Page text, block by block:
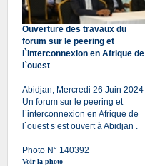
Ouverture des travaux du
forum sur le peering et
l`interconnexion en Afrique de
l`ouest
Abidjan, Mercredi 26 Juin 2024 .
Un forum sur le peering et
l`interconnexion en Afrique de
l`ouest s’est ouvert à Abidjan .
Photo N° 140392
Voir la photo